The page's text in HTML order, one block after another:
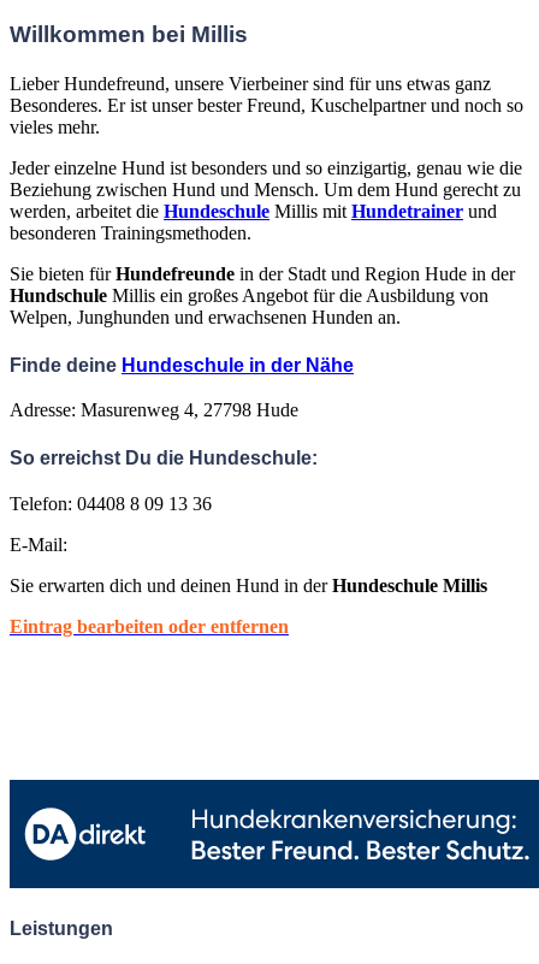
Willkommen bei Millis
Lieber Hundefreund, unsere Vierbeiner sind für uns etwas ganz
Besonderes. Er ist unser bester Freund, Kuschelpartner und noch so
vieles mehr.
Jeder einzelne Hund ist besonders und so einzigartig, genau wie die
Beziehung zwischen Hund und Mensch. Um dem Hund gerecht zu
werden, arbeitet die Hundeschule Millis mit Hundetrainer und
besonderen Trainingsmethoden.
Sie bieten fürHundefreunde in der Stadt und Region Hude in der
Hundschule Millis ein großes Angebot für die Ausbildung von
Welpen, Junghunden und erwachsenen Hunden an.
Finde deine Hundeschule in der Nähe
Adresse: Masurenweg 4, 27798 Hude
So erreichst Du die Hundeschule:
Telefon: 04408 8 09 13 36
E-Mail:
Sie erwarten dich und deinen Hund in derHundeschule Millis
Eintrag bearbeiten oder entfernen
Leistungen